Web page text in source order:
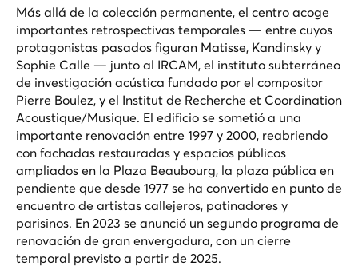
Más allá de la colección permanente, el centro acoge
importantes retrospectivas temporales — entre cuyos
protagonistas pasados figuran Matisse, Kandinsky y
Sophie Calle — junto al IRCAM, el instituto subterráneo
de investigación acústica fundado por el compositor
Pierre Boulez, y el Institut de Recherche et Coordination
Acoustique/Musique. El edificio se sometió a una
importante renovación entre 1997 y 2000, reabriendo
con fachadas restauradas y espacios públicos
ampliados en la Plaza Beaubourg, la plaza pública en
pendiente que desde 1977 se ha convertido en punto de
encuentro de artistas callejeros, patinadores y
parisinos. En 2023 se anunció un segundo programa de
renovación de gran envergadura, con un cierre
temporal previsto a partir de 2025.